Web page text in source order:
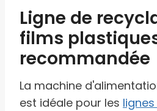
Ligne de
films
recommandée
La machine
est idéale pour les